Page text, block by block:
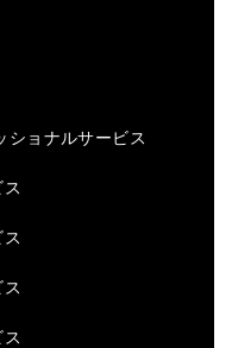
ショナルサービス